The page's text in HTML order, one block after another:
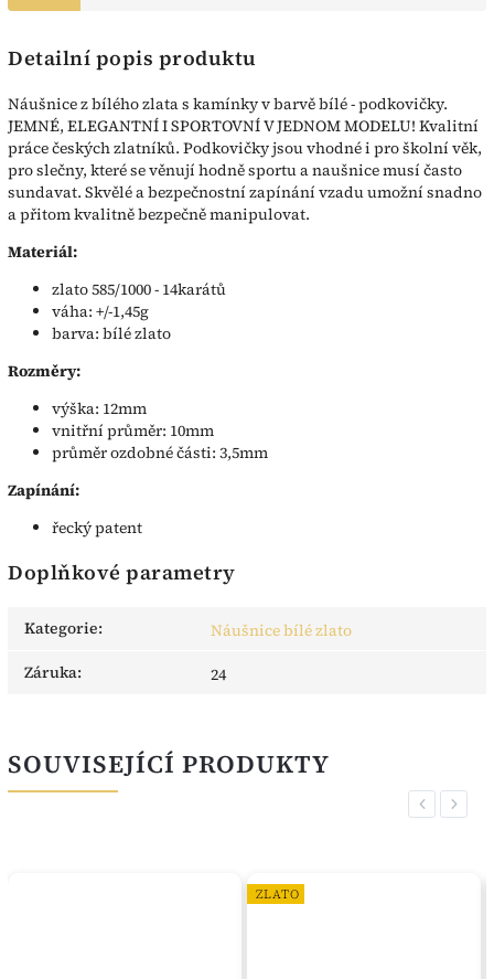
Detailní popis produktu
Náušnice z bílého zlata s kamínky v barvě bílé - podkovičky.
JEMNÉ, ELEGANTNÍ I SPORTOVNÍ V JEDNOM MODELU! Kvalitní
práce českých zlatníků. Podkovičky jsou vhodné i pro školní věk,
pro slečny, které se věnují hodně sportu a naušnice musí často
sundavat. Skvělé a bezpečnostní zapínání vzadu umožní snadno
a přitom kvalitně bezpečně manipulovat.
Materiál:
zlato 585/1000 - 14karátů
váha: +/-1,45g
barva: bílé zlato
Rozměry:
výška: 12mm
vnitřní průměr: 10mm
průměr ozdobné části: 3,5mm
Zapínání:
řecký patent
Doplňkové parametry
Kategorie:
Náušnice bílé zlato
Záruka: 24
SOUVISEJÍCÍ PRODUKTY
Previous
ZLATO
Next